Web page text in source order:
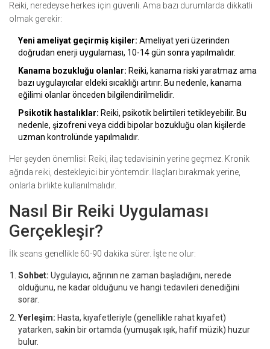
Reiki, neredeyse herkes için güvenli. Ama bazı durumlarda dikkatli
olmak gerekir:
Yeni ameliyat geçirmiş kişiler: Ameliyat yeri üzerinden
doğrudan enerji uygulaması, 10-14 gün sonra yapılmalıdır.
Kanama bozukluğu olanlar: Reiki, kanama riski yaratmaz ama
bazı uygulayıcılar eldeki sıcaklığı artırır. Bu nedenle, kanama
eğilimi olanlar önceden bilgilendirilmelidir.
Psikotik hastalıklar: Reiki, psikotik belirtileri tetikleyebilir. Bu
nedenle, şizofreni veya ciddi bipolar bozukluğu olan kişilerde
uzman kontrolünde yapılmalıdır.
Her şeyden önemlisi: Reiki, ilaç tedavisinin yerine geçmez. Kronik
ağrıda reiki, destekleyici bir yöntemdir. İlaçları bırakmak yerine,
onlarla birlikte kullanılmalıdır.
Nasıl Bir Reiki Uygulaması
Gerçekleşir?
İlk seans genellikle 60-90 dakika sürer. İşte ne olur:
Sohbet: Uygulayıcı, ağrının ne zaman başladığını, nerede
olduğunu, ne kadar olduğunu ve hangi tedavileri denediğini
sorar.
Yerleşim: Hasta, kıyafetleriyle (genellikle rahat kıyafet)
yatarken, sakin bir ortamda (yumuşak ışık, hafif müzik) huzur
bulur.